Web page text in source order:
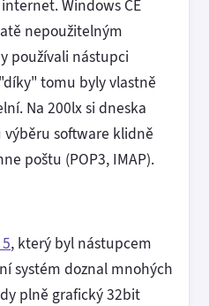
Windows CE
nepoužitelným
používali nástupci
tomu byly vlastně
Na 200lx si dneska
software klidně
poštu (POP3, IMAP).
, který byl nástupcem
systém doznal mnohých
plně grafický 32bit